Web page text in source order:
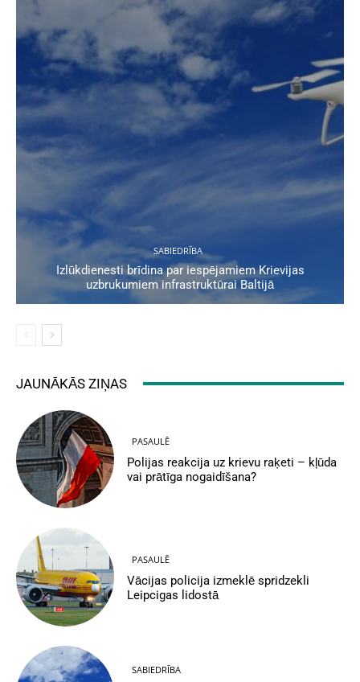
SABIEDRĪBA
Izlūkdienesti brīdina par iespējamiem Krievijas
uzbrukumiem infrastruktūrai Baltijā
JAUNĀKĀS ZIŅAS
PASAULĒ
Polijas reakcija uz krievu raķeti – kļūda
vai prātīga nogaidīšana?
PASAULĒ
Vācijas policija izmeklē spridzekli
Leipcigas lidostā
SABIEDRĪBA